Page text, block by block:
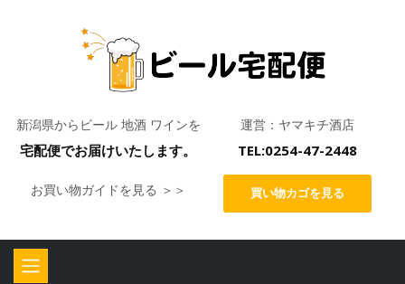
新潟県からビール 地酒 ワインを
宅配便でお届けいたします。
運営：ヤマキチ酒店
TEL:0254-47-2448
お買い物ガイドを見る ＞＞ 買い物カゴを見る